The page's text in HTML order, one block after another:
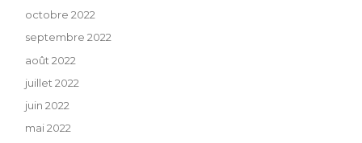
octobre 2022
septembre 2022
août 2022
juillet 2022
juin 2022
mai 2022